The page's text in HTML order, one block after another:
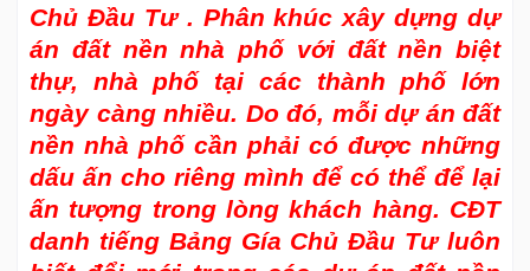
Chủ Đầu Tư . Phân khúc xây dựng dự
án đất nền nhà phố với đất nền biệt
thự, nhà phố tại các thành phố lớn
ngày càng nhiều. Do đó, mỗi dự án đất
nền nhà phố cần phải có được những
dấu ấn cho riêng mình để có thể để lại
ấn tượng trong lòng khách hàng. CĐT
danh tiếng Bảng Gía Chủ Đầu Tư luôn